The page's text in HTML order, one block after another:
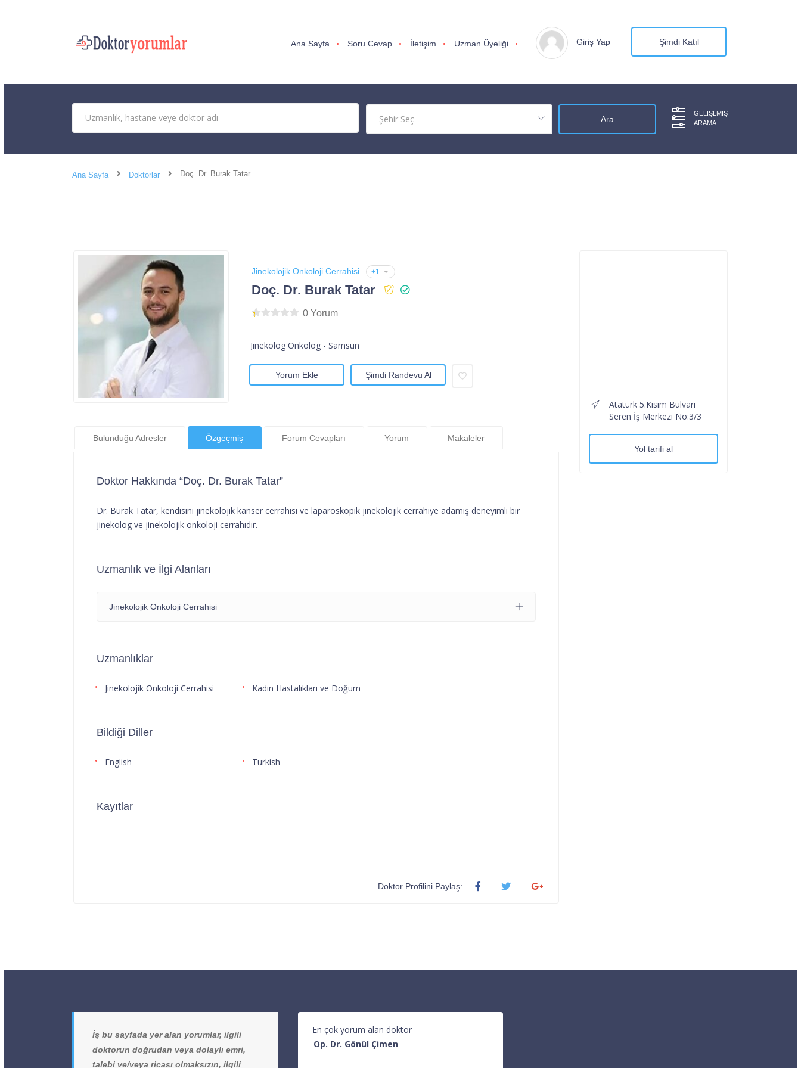
Ana Sayfa Soru Cevap İletişim Uzman Üyeliği Giriş Yap Şimdi Katıl
GELIŞLMIŞ
ARAMA
Ana Sayfa Doktorlar Doç. Dr. Burak Tatar
Jinekolojik Onkoloji Cerrahisi +1
Doç. Dr. Burak Tatar
0 Yorum
Jinekolog Onkolog - Samsun
Yorum Ekle Şimdi Randevu Al
Bulunduğu Adresler Özgeçmiş Forum Cevapları Yorum Makaleler
Doktor Hakkında “Doç. Dr. Burak Tatar”
Dr. Burak Tatar, kendisini jinekolojik kanser cerrahisi ve laparoskopik jinekolojik cerrahiye adamış deneyimli bir
jinekolog ve jinekolojik onkoloji cerrahıdır.
Uzmanlık ve İlgi Alanları
Jinekolojik Onkoloji Cerrahisi
Uzmanlıklar
Jinekolojik Onkoloji Cerrahisi Kadın Hastalıkları ve Doğum
Bildiği Diller
English Turkish
Kayıtlar
Doktor Profilini Paylaş:
Atatürk 5.Kısım Bulvarı
Seren İş Merkezi No:3/3
Yol tarifi al
İş bu sayfada yer alan yorumlar, ilgili
doktorun doğrudan veya dolaylı emri,
talebi ve/veya ricası olmaksızın, ilgili
En çok yorum alan doktor
Op. Dr. Gönül Çimen